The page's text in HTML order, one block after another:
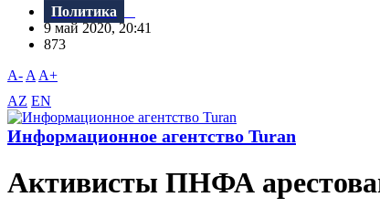
Политика
9 май 2020, 20:41
873
A- A A+
AZ EN
Информационное агентство Turan
Активисты ПНФА